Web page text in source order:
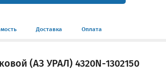
Доставка Оплата
(АЗ УРАЛ) 4320N-1302150